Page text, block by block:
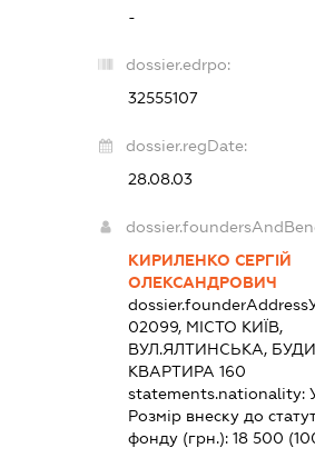
-
dossier.edrpo:
32555107
dossier.regDate:
28.08.03
КИРИЛЕНКО СЕРГІЙ
ОЛЕКСАНДРОВИЧ
dossier.founderAddress
02099, МІСТО КИЇВ,
ВУЛ.ЯЛТИНСЬКА,
КВАРТИРА 160
statements.nationality:
Розмір внеску до
фонду (грн.):18 500